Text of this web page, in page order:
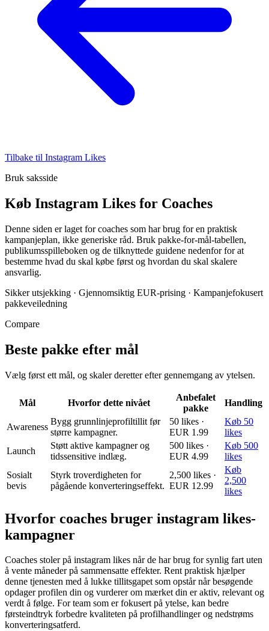
Tilbake til Instagram Likes
Bruk saksside
Køb Instagram Likes for Coaches
Denne siden er laget for coaches som har brug for en praktisk
kampanjeplan, ikke generiske råd. Bruk pakke-for-mål-tabellen,
publikumsspilleboken og de tilknyttede guidene nedenfor for at
bestemme hvad du skal købe først og hvordan du skal skalere
ansvarlig.
Sikker utsjekking · Gjennomsiktig EUR-prising · Kampanjefokusert
pakkeveiledning
Compare
Beste pakke efter mål
Vælg først ett mål, og skaler deretter efter gennemgang av ytelsen.
Mål Hvorfor dette nivået
Anbefalet
pakke
Handling
Awareness
Bygg grunnlinjeprofiltillit før
større kampagner.
50 likes ·
EUR 1.99
Køb 50
likes
Launch
Støtt aktive kampagner og
tidssensitive indlæg.
500 likes ·
EUR 4.99
Køb 500
likes
Sosialt
bevis
Styrk troverdigheten for
pågående konverteringseffekt.
2,500 likes ·
EUR 12.99
Køb
2,500
likes
Hvorfor coaches bruger instagram likes-
kampagner
Coaches stoler på instagram likes når de har brug for synlig fart uten
å vente måneder på sammensatte effekter. Rent praktisk hjælper
denne tjenesten med å lukke tillitsgapet som opstår når besøgende
opdager profilen din og vurderer om mærket din er aktiv, relevant og
verdt å følge. For team som er fokusert på ytelse, kan bedre
førsteindtryk forbedre kvaliteten på profilhandlinger og nedstrøms
konverteringsatferd.